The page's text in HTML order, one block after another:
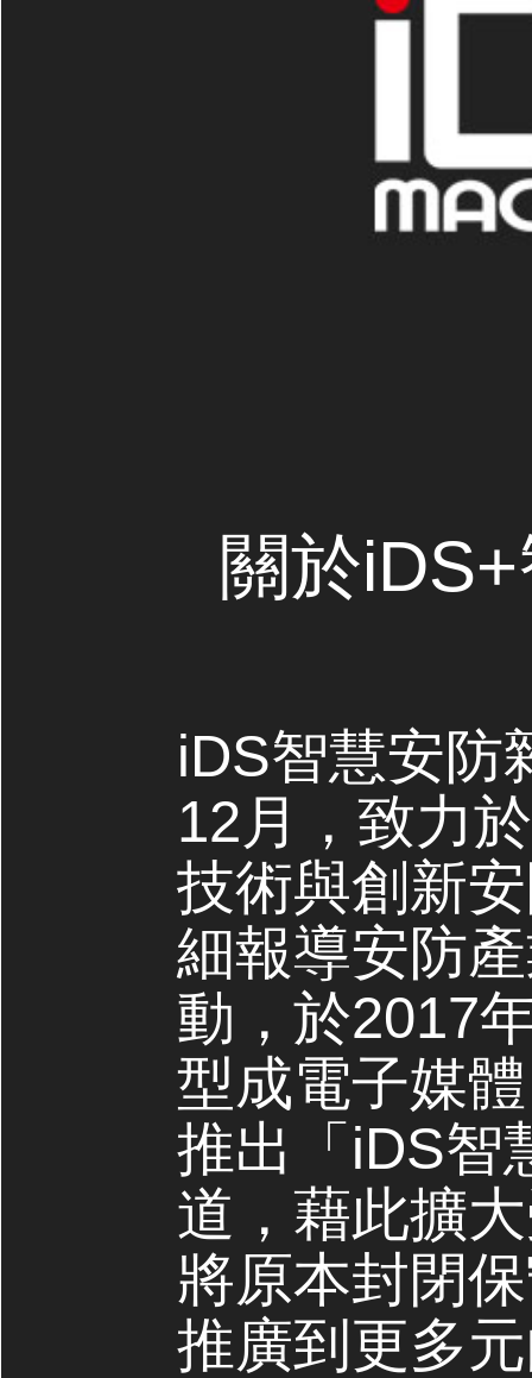
關於
iDS智慧安防
12月，致力
技術與創新
細報導安防
動，於2017
型成電子媒
推出「iDS智
道，藉此擴
將原本封閉
推廣到更多